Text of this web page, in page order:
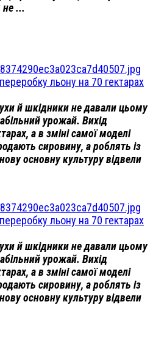
не ...
льону на 70 гектарах
й шкідники не давали цьому
урожай. Вихід
а в зміні самої моделі
сировину, а роблять із
основну культуру відвели
льону на 70 гектарах
й шкідники не давали цьому
урожай. Вихід
а в зміні самої моделі
сировину, а роблять із
основну культуру відвели